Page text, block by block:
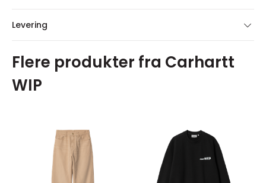
Levering
Flere produkter fra Carhartt
WIP